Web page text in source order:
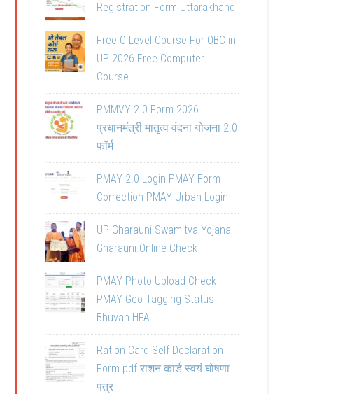
Registration Form Uttarakhand
Free O Level Course For OBC in
UP 2026 Free Computer
Course
PMMVY 2.0 Form 2026
प्रधानमंत्री मातृत्व वंदना योजना 2.0
फॉर्म
PMAY 2.0 Login PMAY Form
Correction PMAY Urban Login
UP Gharauni Swamitva Yojana
Gharauni Online Check
PMAY Photo Upload Check
PMAY Geo Tagging Status
Bhuvan HFA
Ration Card Self Declaration
Form pdf राशन कार्ड स्वयं घोषणा
पत्र